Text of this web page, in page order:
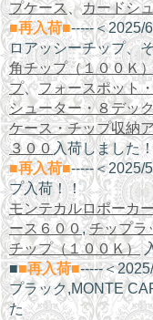
プケース 、カードシ
■再入荷■-----＜2025/
ロアッシーチップ、
角チップ（１００Ｋ
プ、フォースポット
シューター・８デッ
ケース・チップ収納
３００入荷しました
■再入荷■-----＜2025/
プ入荷！！
モンテカルロポーカ
ース６００,チップラ
チップ（１００Ｋ）
■■再入荷■-----＜
プラック,MONTE
た